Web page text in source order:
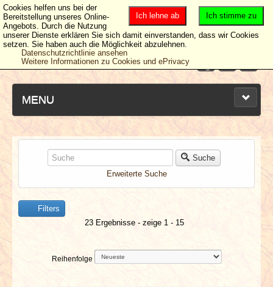
MENU
NEUESTE ARTIKEL
NEWS & DATES
BERICHTE
VERLOSUNGEN
Suche
Erweiterte Suche
Filters
23 Ergebnisse - zeige 1 - 15
Reihenfolge
Ich stimme zu
Ich lehne ab
Cookies helfen uns bei der
Bereitstellung unseres Online-
Angebots. Durch die Nutzung
unserer Dienste erklären Sie sich damit einverstanden, dass wir Cookies
setzen. Sie haben auch die Möglichkeit abzulehnen.
Datenschutzrichtlinie ansehen
Weitere Informationen zu Cookies und ePrivacy